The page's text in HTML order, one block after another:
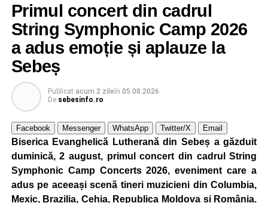
După două ediții organizate în Parcul Arini, competiția se
mută într-un nou decor, oferind participanților ocazia de a
concura într-un cadru natural deosebit. Evenimentul este
destinat copiilor și adolescenților cu vârste cuprinse între
5 și 18 ani, iar participarea este gratuită.
Organizatorii au pregătit trasee adaptate fiecărei categorii
de vârstă, astfel încât competiția să fie accesibilă atât
celor aflați la început de drum, cât și celor cu experiență în
mountain bike. La finalul întrecerii, cei mai bine clasați
concurenți vor fi recompensați cu premii în bani și premii
oferite de partenerii evenimentului.
Primul concert din cadrul
String Symphonic Camp 2026
a adus emoție și aplauze la
Sebeș
Publicat acum 2 zileîn 05.08.2026
De sebesinfo.ro
Facebook Messenger WhatsApp Twitter/X Email
Biserica Evanghelică Lutherană din Sebeș a găzduit
duminică, 2 august, primul concert din cadrul String
Symphonic Camp Concerts 2026, eveniment care a
adus pe aceeași scenă tineri muzicieni din Columbia,
Mexic, Brazilia, Cehia, Republica Moldova și România.